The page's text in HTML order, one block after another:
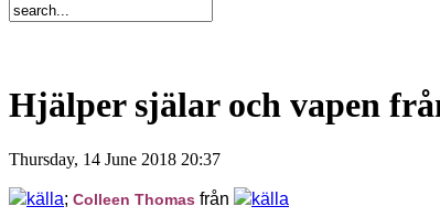
Hjälper själar och vapen
Thursday, 14 June 2018 20:37
källa; Colleen Thomas från
källa